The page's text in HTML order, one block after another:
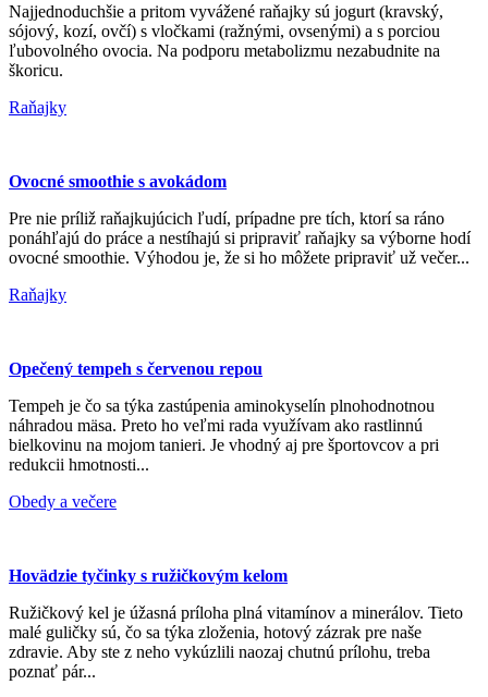
Najjednoduchšie a pritom vyvážené raňajky sú jogurt (kravský,
sójový, kozí, ovčí) s vločkami (ražnými, ovsenými) a s porciou
ľubovolného ovocia. Na podporu metabolizmu nezabudnite na
škoricu.
Raňajky
Ovocné smoothie s avokádom
Pre nie príliž raňajkujúcich ľudí, prípadne pre tích, ktorí sa ráno
ponáhľajú do práce a nestíhajú si pripraviť raňajky sa výborne hodí
ovocné smoothie. Výhodou je, že si ho môžete pripraviť už večer...
Raňajky
Opečený tempeh s červenou repou
Tempeh je čo sa týka zastúpenia aminokyselín plnohodnotnou
náhradou mäsa. Preto ho veľmi rada využívam ako rastlinnú
bielkovinu na mojom tanieri. Je vhodný aj pre športovcov a pri
redukcii hmotnosti...
Obedy a večere
Hovädzie tyčinky s ružičkovým kelom
Ružičkový kel je úžasná príloha plná vitamínov a minerálov. Tieto
malé guličky sú, čo sa týka zloženia, hotový zázrak pre naše
zdravie. Aby ste z neho vykúzlili naozaj chutnú prílohu, treba
poznať pár...